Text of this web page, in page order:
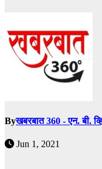
Byखबरबात 360 - एन. बी.
Jun 1, 2021